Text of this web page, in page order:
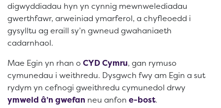
digwyddiadau hyn yn cynnig mewnwelediadau
gwerthfawr, arweiniad ymarferol, a chyfleoedd i
gysylltu ag eraill sy’n gwneud gwahaniaeth
cadarnhaol.
Mae Egin yn rhan o CYD Cymru, gan rymuso
cymunedau i weithredu. Dysgwch fwy am Egin a sut
rydym yn cefnogi gweithredu cymunedol drwy
ymweld â’n gwefan neu anfon e-bost.